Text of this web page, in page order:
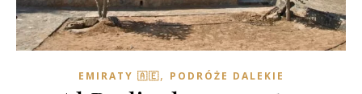
EMIRATY 🇦🇪, PODRÓŻE DALEKIE